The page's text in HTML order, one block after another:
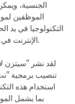
الجنسية،
الموظفين
التكنولوجيا في يد
الإنترنت في دولة بأكملها، فهي تؤدي أدوارًا مقلقة للغاية.
لقد نشر "سيتزن
استخدام هذه
بما يشمل